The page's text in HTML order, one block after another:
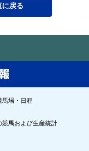
に戻る
馬場・日程
競馬および生産統計